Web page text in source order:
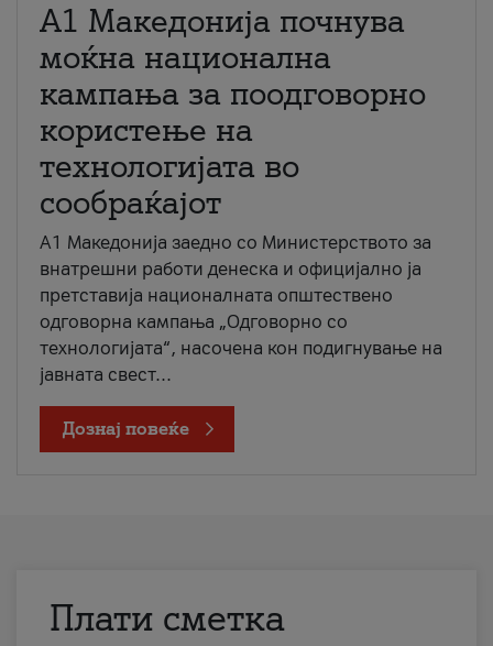
A1 Македонија почнува
моќна национална
кампања за поодговорно
користење на
технологијата во
сообраќајот
A1 Македонија заедно со Министерството за
внатрешни работи денеска и официјално ја
претставија националната општествено
одговорна кампања „Одговорно со
технологијата“, насочена кон подигнување на
јавната свест...
Дознај повеќе
Плати сметка